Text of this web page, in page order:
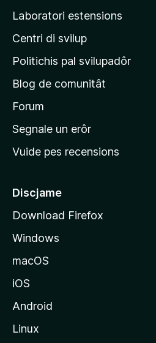
i
n
e
r
i
n
i
â
d
a
î
t
Laboratori estensions
Centri di svilup
Politichis pal svilupadôr
Blog de comunitât
Forum
Segnale un erôr
Vuide pes recensions
Discjame
Download Firefox
Windows
macOS
iOS
Android
Linux